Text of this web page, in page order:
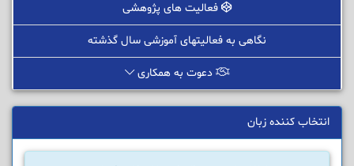
فعالیت های پژوهشی
نگاهی به فعالیتهای آموزشی سال گذشته
دعوت به همکاری
انتخاب کننده زبان